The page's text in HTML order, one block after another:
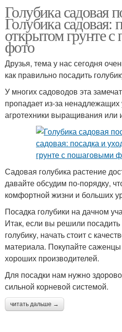
Голубика садовая
Голубика садовая:
открытом грунте
фото
Друзья, тема у нас сегодня
как правильно посадить
У многих садоводов эта
пропадает из-за
агротехники выращивания или
Садовая голубика растение
давайте обсудим по-порядку,
комфортной жизни и больших
Посадка голубики на дачном
Итак, если вы решили
голубику, начать стоит с
материала. Покупайте
хороших производителей.
Для посадки нам нужно
сильной корневой системой.
читать дальше →